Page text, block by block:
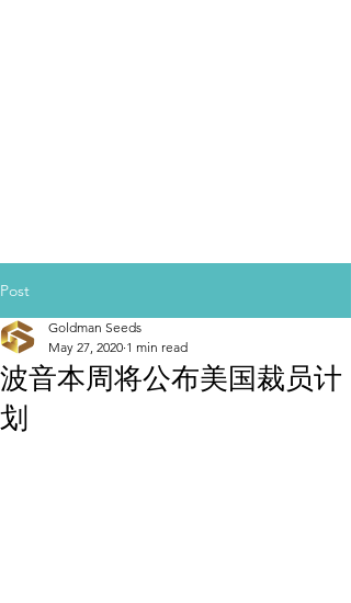
Post
波音本周将公布美国裁员计
划
Goldman Seeds
May 27, 2020 1 min read